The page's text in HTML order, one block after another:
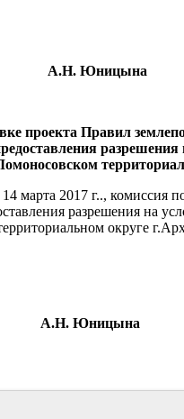
Юницына
проекта Правил
марта 2017 г.., комиссия
разрешения на
округе
Юницына